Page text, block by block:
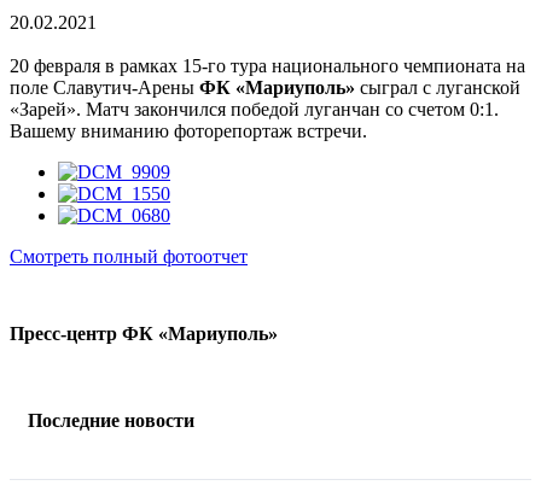
20.02.2021
20 февраля в рамках 15-го тура национального чемпионата на
поле Славутич-Арены ФК «Мариуполь» сыграл с луганской
«Зарей». Матч закончился победой луганчан со счетом 0:1.
Вашему вниманию фоторепортаж встречи.
Смотреть полный фотоотчет
Пресс-центр ФК «Мариуполь»
Последние новости